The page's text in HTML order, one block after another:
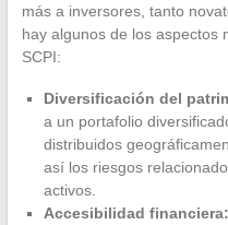
más a inversores, tanto
hay algunos de los aspectos
SCPI:
Diversificación del
a un portafolio
distribuidos
así los riesgos
activos.
Accesibilidad financiera: